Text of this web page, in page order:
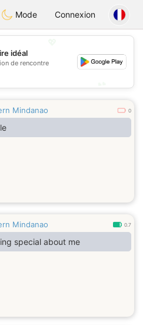
Chat
Mode Connexion
idéal
de rencontre
Mindanao 0
Mindanao 0.7
special about me